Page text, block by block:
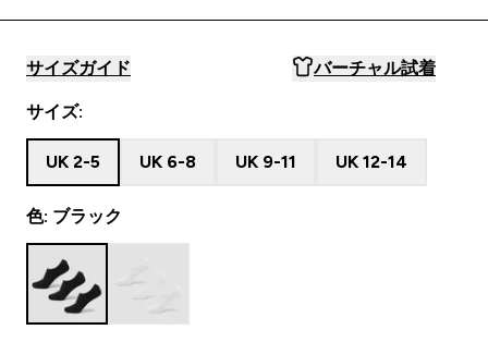
サイズガイド バーチャル試着
サイズ:
UK 2-5 UK 6-8 UK 9-11 UK 12-14
色: ブラック